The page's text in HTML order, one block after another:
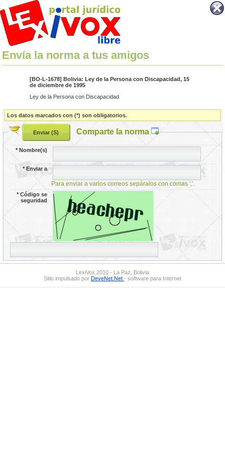
Envía la norma a tus amigos
[BO-L-1678] Bolivia: Ley de la Persona con Discapacidad, 15
de diciembre de 1995
Ley de la Persona con Discapacidad
Los datos marcados con (*) son obligatorios.
Comparte la norma
*Nombre(s)
*Enviar a
Para enviar a varios correos sepáralos con comas ','.
*Código se
seguridad
LexiVox 2010 - La Paz, Bolivia
Sitio impulsado por DeveNet.Net - software para Internet